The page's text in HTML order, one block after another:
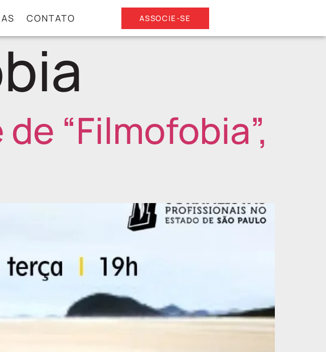
CONTATO ASSOCIE-SE
“Filmofobia”,